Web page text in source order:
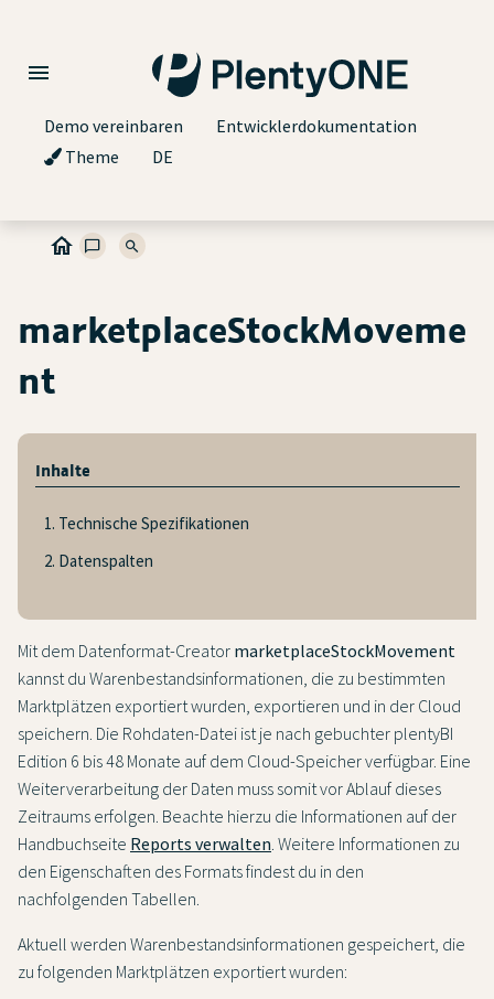
Demo vereinbaren
Entwicklerdokumentation
Theme
DE
marketplaceStockMoveme
nt
Inhalte
1. Technische Spezifikationen
2. Datenspalten
Mit dem Datenformat-Creator marketplaceStockMovement
kannst du Warenbestandsinformationen, die zu bestimmten
Marktplätzen exportiert wurden, exportieren und in der Cloud
speichern. Die Rohdaten-Datei ist je nach gebuchter plentyBI
Edition 6 bis 48 Monate auf dem Cloud-Speicher verfügbar. Eine
Weiterverarbeitung der Daten muss somit vor Ablauf dieses
Zeitraums erfolgen. Beachte hierzu die Informationen auf der
Handbuchseite Reports verwalten. Weitere Informationen zu
den Eigenschaften des Formats findest du in den
nachfolgenden Tabellen.
Aktuell werden Warenbestandsinformationen gespeichert, die
zu folgenden Marktplätzen exportiert wurden: